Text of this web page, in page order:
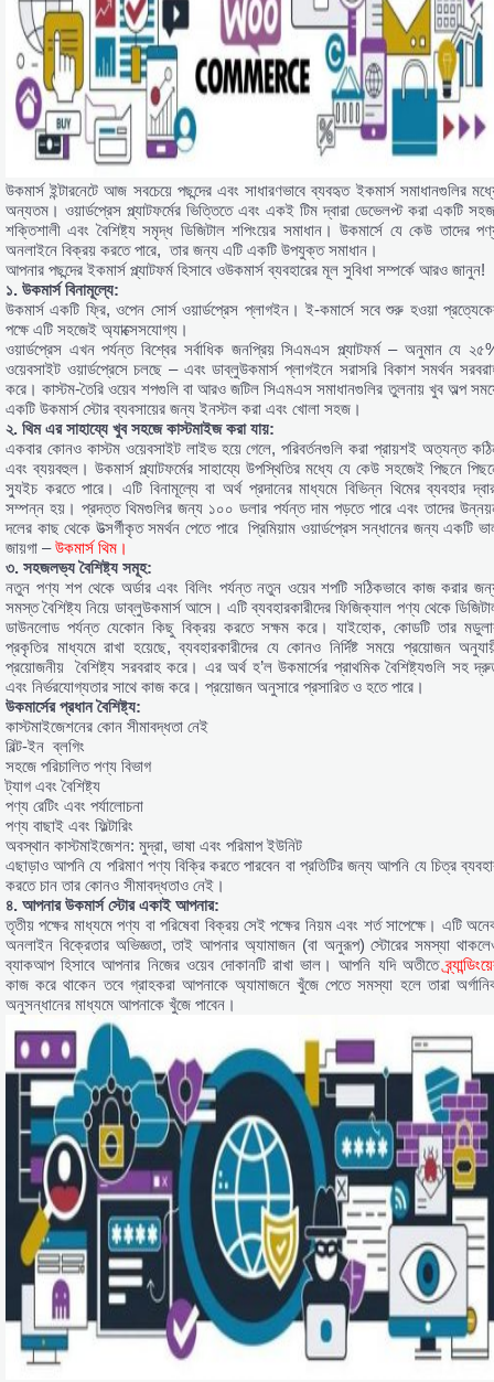
উকমার্স ইন্টারনেটে আজ সবচেয়ে পছন্দের এবং সাধারণভাবে ব্যবহৃত ইকমার্স সমাধানগুলির
অন্যতম। ওয়ার্ডপ্রেস প্ল্যাটফর্মের ভিত্তিতে এবং একই টিম দ্বারা ডেভেলপ্ট করা একটি
শক্তিশালী এবং বৈশিষ্ট্য সমৃদ্ধ ডিজিটাল শপিংয়ের সমাধান। উকমার্সে যে কেউ তাদের
অনলাইনে বিক্রয় করতে পারে, তার জন্য এটি একটি উপযুক্ত সমাধান।
আপনার পছন্দের ইকমার্স প্ল্যাটফর্ম হিসাবে ওউকমার্স ব্যবহারের মূল সুবিধা সম্পর্কে আরও জানুন!
১. উকমার্স বিনামূল্যে:
উকমার্স একটি ফ্রি, ওপেন সোর্স ওয়ার্ডপ্রেস প্লাগইন। ই-কমার্সে সবে শুরু হওয়া
পক্ষে এটি সহজেই অ্যাক্সেসযোগ্য।
ওয়ার্ডপ্রেস এখন পর্যন্ত বিশ্বের সর্বাধিক জনপ্রিয় সিএমএস প্ল্যাটফর্ম – অনুমান যে
ওয়েবসাইট ওয়ার্ডপ্রেসে চলছে – এবং ডাব্লুউকমার্স প্লাগইনে সরাসরি বিকাশ সমর্থন
করে। কাস্টম-তৈরি ওয়েব শপগুলি বা আরও জটিল সিএমএস সমাধানগুলির তুলনায় খুব অল্প
একটি উকমার্স স্টোর ব্যবসায়ের জন্য ইনস্টল করা এবং খোলা সহজ।
২. থিম এর সাহায্যে খুব সহজে কাস্টমাইজ করা যায়:
একবার কোনও কাস্টম ওয়েবসাইট লাইভ হয়ে গেলে, পরিবর্তনগুলি করা প্রায়শই অত্যন্ত
এবং ব্যয়বহুল। উকমার্স প্ল্যাটফর্মের সাহায্যে উপস্থিতির মধ্যে যে কেউ সহজেই পিছনে
স্যুইচ করতে পারে। এটি বিনামূল্যে বা অর্থ প্রদানের মাধ্যমে বিভিন্ন থিমের ব্যবহার
সম্পন্ন হয়। প্রদত্ত থিমগুলির জন্য ১০০ ডলার পর্যন্ত দাম পড়তে পারে এবং তাদের
দলের কাছ থেকে উত্সর্গীকৃত সমর্থন পেতে পারে প্রিমিয়াম ওয়ার্ডপ্রেস সন্ধানের জন্য একটি
জায়গা –উকমার্স থিম।
৩. সহজলভ্য বৈশিষ্ট্য সমূহ:
নতুন পণ্য শপ থেকে অর্ডার এবং বিলিং পর্যন্ত নতুন ওয়েব শপটি সঠিকভাবে কাজ করার
সমস্ত বৈশিষ্ট্য নিয়ে ডাব্লুউকমার্স আসে। এটি ব্যবহারকারীদের ফিজিক্যাল পণ্য থেকে
ডাউনলোড পর্যন্ত যেকোন কিছু বিক্রয় করতে সক্ষম করে। যাইহোক, কোডটি তার
প্রকৃতির মাধ্যমে রাখা হয়েছে, ব্যবহারকারীদের যে কোনও নির্দিষ্ট সময়ে প্রয়োজন
প্রয়োজনীয় বৈশিষ্ট্য সরবরাহ করে। এর অর্থ হ’ল উকমার্সের প্রাথমিক বৈশিষ্ট্যগুলি সহ
এবং নির্ভরযোগ্যতার সাথে কাজ করে। প্রয়োজন অনুসারে প্রসারিত ও হতে পারে।
উকমার্সের প্রধান বৈশিষ্ট্য:
কাস্টমাইজেশনের কোন সীমাবদ্ধতা নেই
বিল্ট-ইন ব্লগিং
সহজে পরিচালিত পণ্য বিভাগ
ট্যাগ এবং বৈশিষ্ট্য
পণ্য রেটিং এবং পর্যালোচনা
পণ্য বাছাই এবং ফিল্টারিং
অবস্থান কাস্টমাইজেশন: মুদ্রা, ভাষা এবং পরিমাপ ইউনিট
এছাড়াও আপনি যে পরিমাণ পণ্য বিক্রি করতে পারবেন বা প্রতিটির জন্য আপনি যে চিত্র
করতে চান তার কোনও সীমাবদ্ধতাও নেই।
৪. আপনার উকমার্স স্টোর একাই আপনার:
তৃতীয় পক্ষের মাধ্যমে পণ্য বা পরিষেবা বিক্রয় সেই পক্ষের নিয়ম এবং শর্ত সাপেক্ষে। এটি
অনলাইন বিক্রেতার অভিজ্ঞতা, তাই আপনার অ্যামাজন (বা অনুরূপ) স্টোরের সমস্যা
ব্যাকআপ হিসাবে আপনার নিজের ওয়েব দোকানটি রাখা ভাল। আপনি যদি অতীতে
কাজ করে থাকেন তবে গ্রাহকরা আপনাকে অ্যামাজনে খুঁজে পেতে সমস্যা হলে তারা
অনুসন্ধানের মাধ্যমে আপনাকে খুঁজে পাবেন।